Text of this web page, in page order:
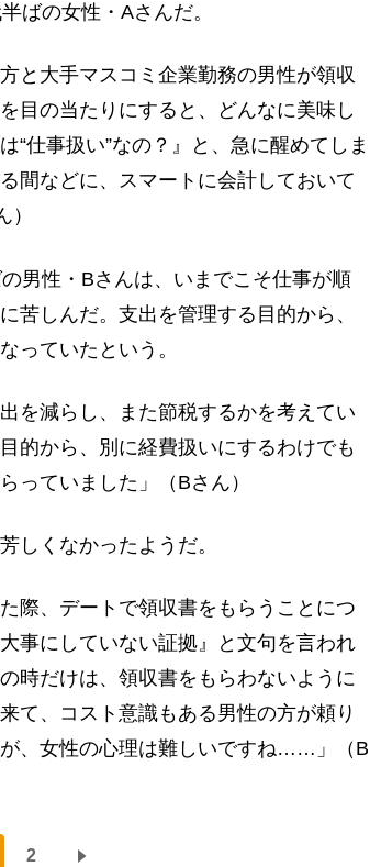
ばの女性・Aさんだ。
と大手マスコミ企業勤務の男性が領収
目の当たりにすると、どんなに美味し
“仕事扱い”なの？』と、急に醒めてしま
間などに、スマートに会計しておいて
男性・Bさんは、いまでこそ仕事が順
苦しんだ。支出を管理する目的から、
っていたという。
を減らし、また節税するかを考えてい
的から、別に経費扱いにするわけでも
っていました」（Bさん）
しくなかったようだ。
際、デートで領収書をもらうことにつ
事にしていない証拠』と文句を言われ
時だけは、領収書をもらわないように
て、コスト意識もある男性の方が頼り
、女性の心理は難しいですね……」（B
2